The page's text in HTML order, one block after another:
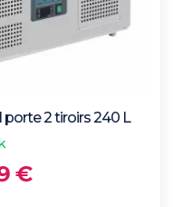
porte 2 tiroirs 240 L
€